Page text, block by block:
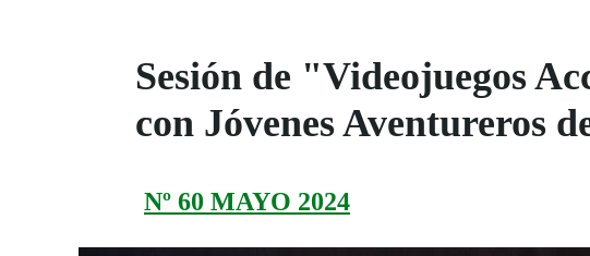
Sesión de "Videojuegos
con Jóvenes Aventureros
Nº 60 MAYO 2024